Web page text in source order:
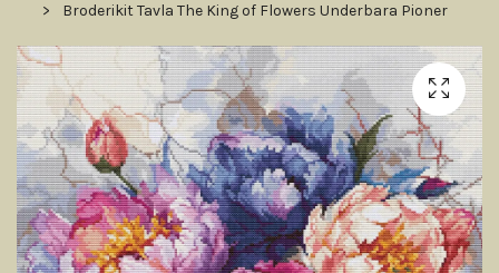
Broderikit Tavla The King of Flowers Underbara Pioner